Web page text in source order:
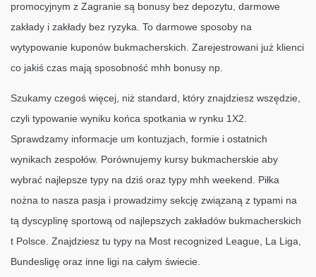
promocyjnym z Zagranie są bonusy bez depozytu, darmowe
zakłady i zakłady bez ryzyka. To darmowe sposoby na
wytypowanie kuponów bukmacherskich. Zarejestrowani już klienci
co jakiś czas mają sposobność mhh bonusy np.
Szukamy czegoś więcej, niż standard, który znajdziesz wszędzie,
czyli typowanie wyniku końca spotkania w rynku 1X2.
Sprawdzamy informacje um kontuzjach, formie i ostatnich
wynikach zespołów. Porównujemy kursy bukmacherskie aby
wybrać najlepsze typy na dziś oraz typy mhh weekend. Piłka
nożna to nasza pasja i prowadzimy sekcję związaną z typami na
tą dyscyplinę sportową od najlepszych zakładów bukmacherskich
t Polsce. Znajdziesz tu typy na Most recognized League, La Liga,
Bundesligę oraz inne ligi na całym świecie.